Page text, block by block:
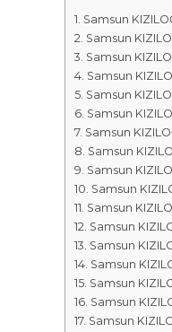
Samsun
Samsun
Samsun
Samsun
Samsun
Samsun
Samsun
Samsun
Samsun
Samsun
Samsun
Samsun
Samsun
Samsun
Samsun
Samsun
Samsun